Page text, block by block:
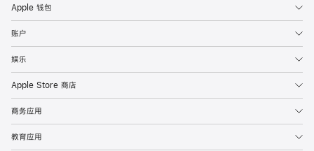
Apple 钱包
账户
娱乐
Apple Store 商店
商务应用
教育应用